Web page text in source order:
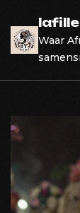
contentWaar